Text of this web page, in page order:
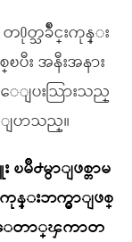
တ႐ုတ္သခ်ိဳင္းကုန္း
ၿပီး အနီးအနား
ေျပးသြားသည္
ပာသည္။
မိဳ႕မွာျဖစ္တာမ
ကုန္းဘက္မွာျဖစ္
ေတာ္ၾကာတ